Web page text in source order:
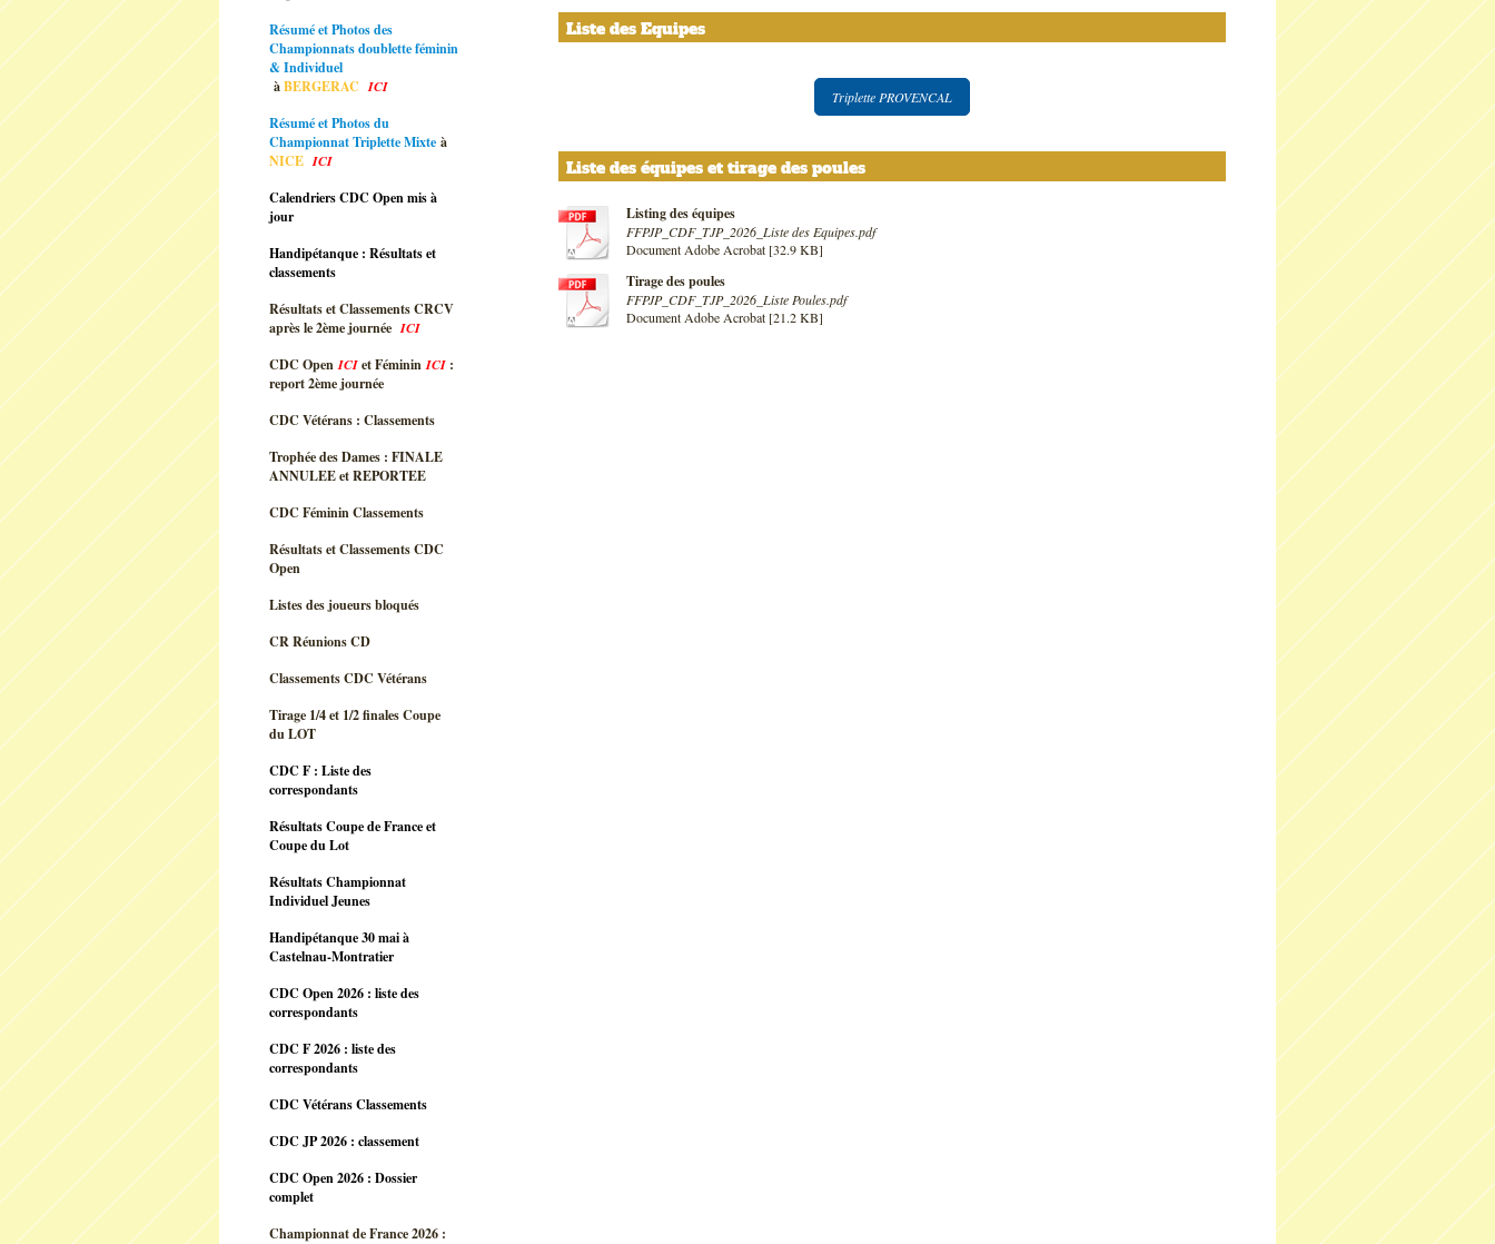
Résumé et Photos des
Championnats doublette féminin
& Individuel
àBERGERACICI
Résumé et Photos du
Championnat Triplette Mixte à
NICEICI
Calendriers CDC Open mis à
jour
Handipétanque : Résultats et
classements
Résultats et Classements CRCV
après le 2ème journée ICI
CDC OpenICIet FémininICI :
report 2ème journée
CDC Vétérans : Classements
Trophée des Dames : FINALE
ANNULEE et REPORTEE
CDC Féminin Classements
Résultats et Classements CDC
Open
Listes des joueurs bloqués
CR Réunions CD
Classements CDC Vétérans
Tirage 1/4 et 1/2 finales Coupe
du LOT
CDC F : Liste des
correspondants
Résultats Coupe de France et
Coupe du Lot
Résultats Championnat
Individuel Jeunes
Handipétanque 30 mai à
Castelnau-Montratier
CDC Open 2026 : liste des
correspondants
CDC F 2026 : liste des
correspondants
CDC Vétérans Classements
CDC JP 2026 : classement
CDC Open 2026 : Dossier
complet
Championnat de France 2026 :
Liste des Equipes
Triplette PROVENCAL
Liste des équipes et tirage des poules
Listing des équipes
FFPJP_CDF_TJP_2026_Liste des Equipes.pdf
Document Adobe Acrobat [32.9 KB]
Tirage des poules
FFPJP_CDF_TJP_2026_Liste Poules.pdf
Document Adobe Acrobat [21.2 KB]